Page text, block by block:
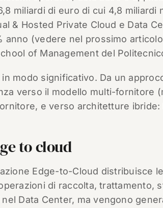
miliardi di euro di cui 4,8 miliardi
& Hosted Private Cloud e Data
anno (vedere nel prossimo
of Management del
modo significativo. Da un
verso il modello multi-fornitore
e verso architetture
to cloud
Edge-to-Cloud distribuisce
di raccolta, trattamento,
Data Center, ma vengono